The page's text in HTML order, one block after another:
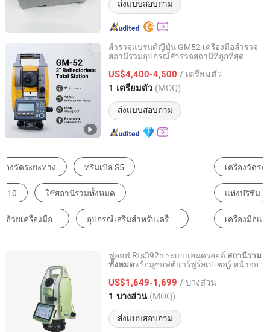
ส่งแบบสอบถาม
สำรวจแบรนด์ญี่ปุ่น GM52 เครื่องมือสำรวจ
สถานีรวมอุปกรณ์สำรวจสถานีที่ถูกที่สุด
US$4,400-4,500 / เตรียมตัว
1 เตรียมตัว (MOQ)
ส่งแบบสอบถาม
SHANGRAO HAODI IMP&EXP TRADING CO., LTD.
Jiangxi, China อัตราจาก 2018
เครื่องวัดระยะทั้งหมด อุปกรณ์เสริมสำหรับเครื่องวัดทั้งหมด
แท่งปริซึม เครื่องวัดระดับเลเซอร์
เครื่องมือและเครื่องวัดอื่นๆ กล้องวัดมุม
ฟอยฟ Rts392n ระบบแอนดรอยด์ สถานีรวม
ทั้งหมดพร้อมซอฟต์แวร์ฟูร์สเปเซอร์ หน้าจอ
US$1,649-1,699 / บางส่วน
1 บางส่วน (MOQ)
ส่งแบบสอบถาม
SHANGRAO HAODI IMP&EXP TRADING CO., LTD.
Jiangxi, China อัตราจาก 2018